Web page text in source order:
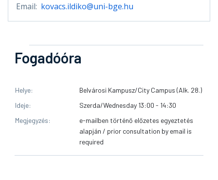
Email: kovacs.ildiko@uni-bge.hu
Fogadóóra
Helye
Belvárosi Kampusz/City Campus (Alk. 28.)
Ideje
Szerda/Wednesday 13:00 - 14:30
Megjegyzés
e-mailben történő előzetes egyeztetés
alapján / prior consultation by email is
required